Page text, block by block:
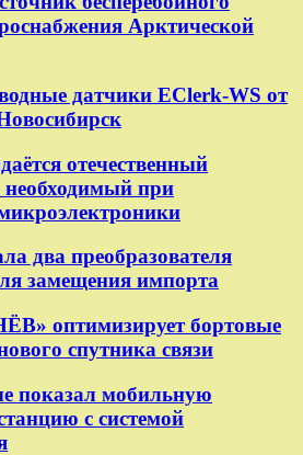
Арктической
датчики EClerk-WS от
отечественный
при
два преобразователя
замещения импорта
оптимизирует бортовые
спутника связи
показал мобильную
с системой